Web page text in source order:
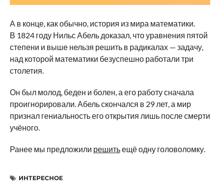
А в конце, как обычно, история из мира математики.
В 1824 году Нильс Абель доказал, что уравнения пятой
степени и выше нельзя решить в радикалах — задачу,
над которой математики безуспешно работали три
столетия.
Он был молод, беден и болен, а его работу сначала
проигнорировали. Абель скончался в 29 лет, а мир
признал гениальность его открытия лишь после смерти
учёного.
Ранее мы предложили решитьещё одну головоломку.
ИНТЕРЕСНОЕ